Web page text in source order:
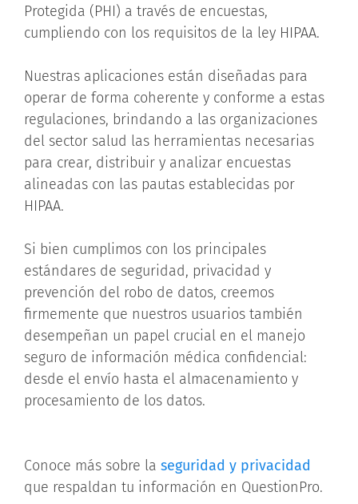
Protegida (PHI) a través de encuestas,
cumpliendo con los requisitos de la ley HIPAA.
Nuestras aplicaciones están diseñadas para
operar de forma coherente y conforme a estas
regulaciones, brindando a las organizaciones
del sector salud las herramientas necesarias
para crear, distribuir y analizar encuestas
alineadas con las pautas establecidas por
HIPAA.
Si bien cumplimos con los principales
estándares de seguridad, privacidad y
prevención del robo de datos, creemos
firmemente que nuestros usuarios también
desempeñan un papel crucial en el manejo
seguro de información médica confidencial:
desde el envío hasta el almacenamiento y
procesamiento de los datos.
Conoce más sobre la seguridad y privacidad
que respaldan tu información en QuestionPro.